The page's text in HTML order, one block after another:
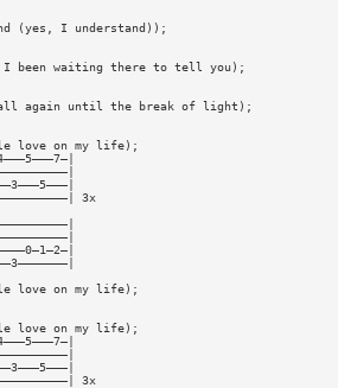
(yes, I understand));
I been waiting there to tell you);
all again until the break of light);
love on my life);
3x
love on my life);
love on my life);
3x